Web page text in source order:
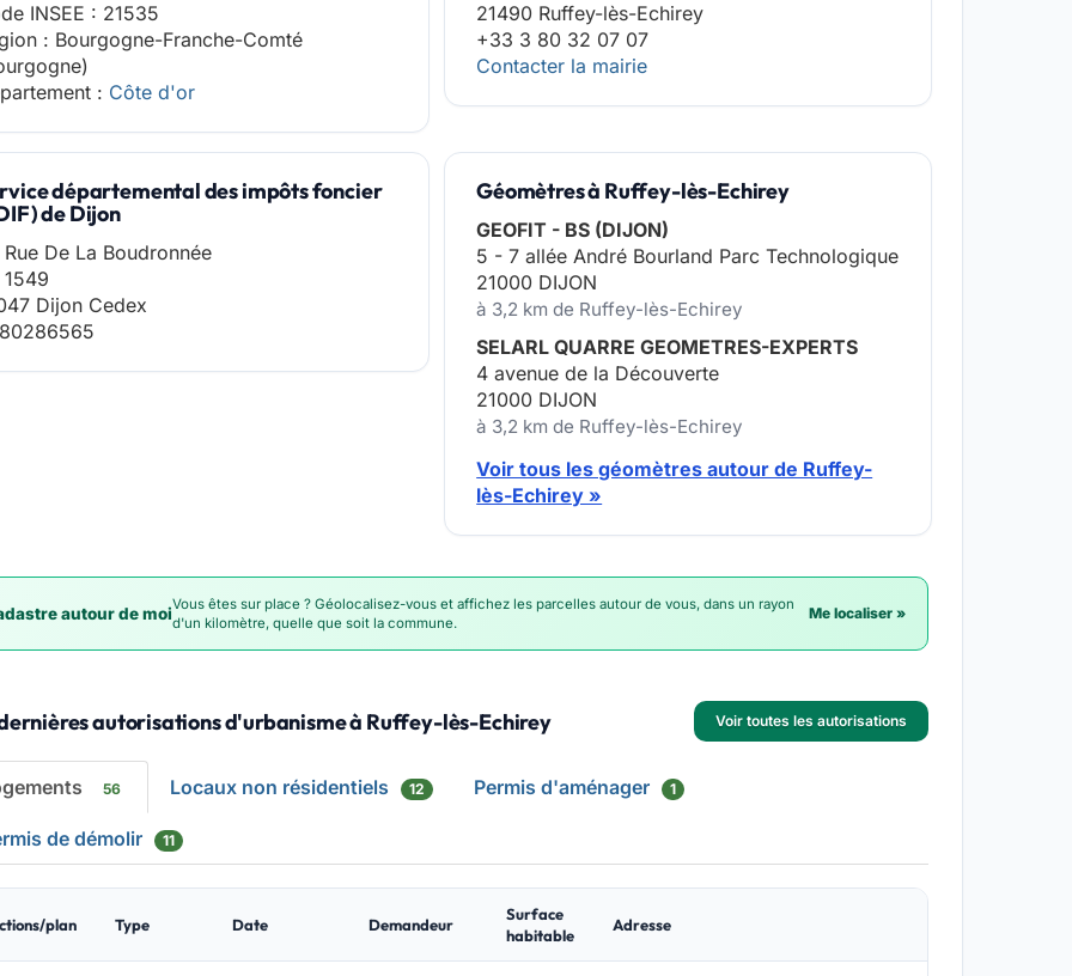
INSEE : 21535
: Bourgogne-Franche-Comté
: Côte d'or
21490 Ruffey-lès-Echirey
+33 3 80 32 07 07
Contacter la mairie
départemental des impôts foncier
de Dijon
De La Boudronnée
1549
Dijon Cedex
Géomètres à Ruffey-lès-Echirey
GEOFIT - BS (DIJON)
5 - 7 allée André Bourland Parc Technologique
21000 DIJON
à 3,2 km de Ruffey-lès-Echirey
SELARL QUARRE GEOMETRES-EXPERTS
4 avenue de la Découverte
21000 DIJON
à 3,2 km de Ruffey-lès-Echirey
Voir tous les géomètres autour de Ruffey-
lès-Echirey »
autour de moiVous êtes sur place ? Géolocalisez-vous et affichez les parcelles autour de vous, dans un rayon
d'un kilomètre, quelle que soit la commune.
Me localiser »
autorisations d'urbanisme à Ruffey-lès-Echirey Voir toutes les autorisations
56 Locaux non résidentiels 12 Permis d'aménager 1
de démolir 11
plan Type Date Demandeur
Surface
habitable
Adresse